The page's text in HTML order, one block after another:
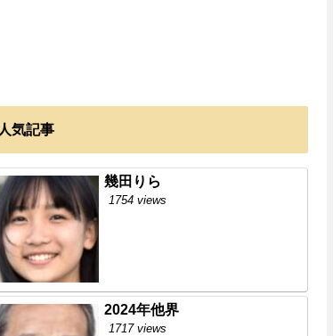
人気記事
幾田りら
1754 views
2024年他界
1717 views